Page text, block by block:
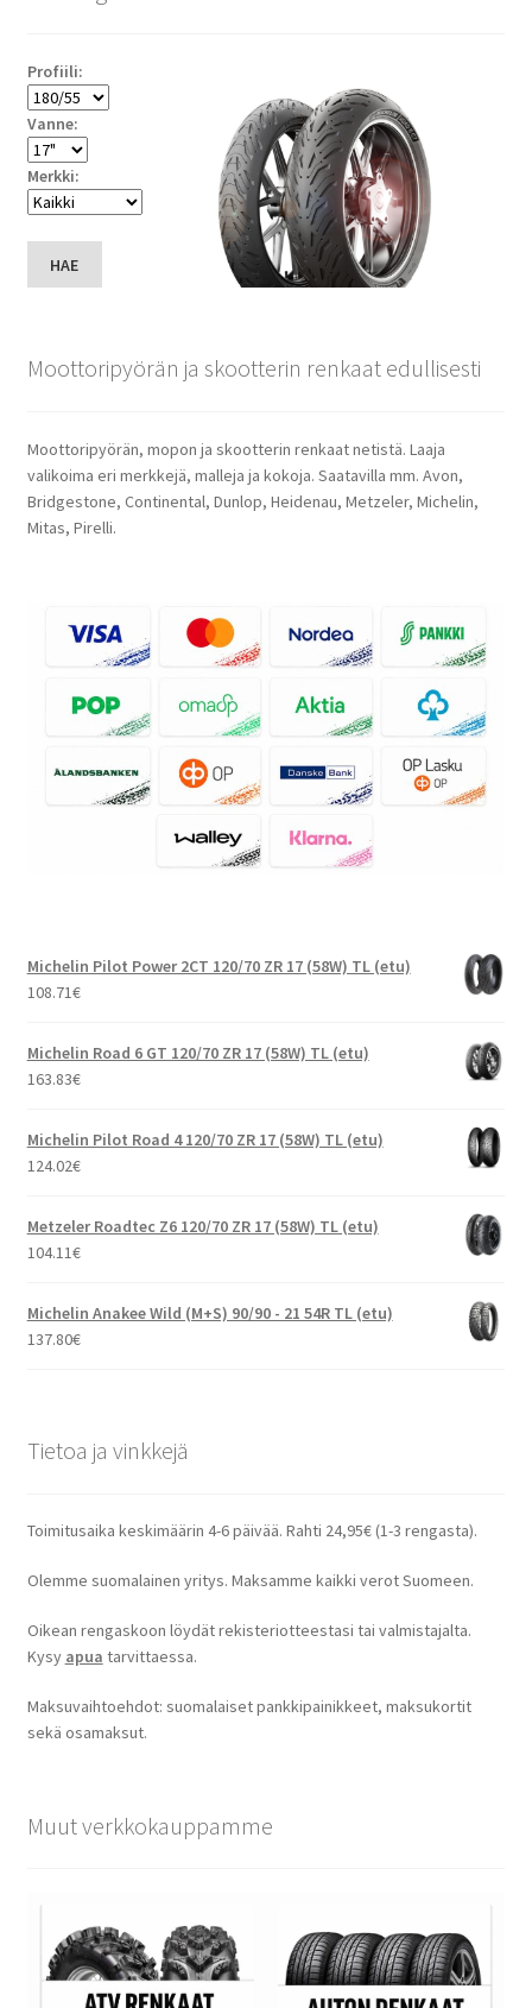
Profiili:
Vanne:
Merkki:
HAE
Moottoripyörän ja skootterin renkaat edullisesti
Moottoripyörän, mopon ja skootterin renkaat netistä. Laaja
valikoima eri merkkejä, malleja ja kokoja. Saatavilla mm. Avon,
Bridgestone, Continental, Dunlop, Heidenau, Metzeler, Michelin,
Mitas, Pirelli.
Michelin Pilot Power 2CT 120/70 ZR 17 (58W) TL (etu)
108.71€
Michelin Road 6 GT 120/70 ZR 17 (58W) TL (etu)
163.83€
Michelin Pilot Road 4 120/70 ZR 17 (58W) TL (etu)
124.02€
Metzeler Roadtec Z6 120/70 ZR 17 (58W) TL (etu)
104.11€
Michelin Anakee Wild (M+S) 90/90 - 21 54R TL (etu)
137.80€
Tietoa ja vinkkejä
Toimitusaika keskimäärin 4-6 päivää. Rahti 24,95€ (1-3 rengasta).
Olemme suomalainen yritys. Maksamme kaikki verot Suomeen.
Oikean rengaskoon löydät rekisteriotteestasi tai valmistajalta.
Kysy apua tarvittaessa.
Maksuvaihtoehdot: suomalaiset pankkipainikkeet, maksukortit
sekä osamaksut.
Muut verkkokauppamme